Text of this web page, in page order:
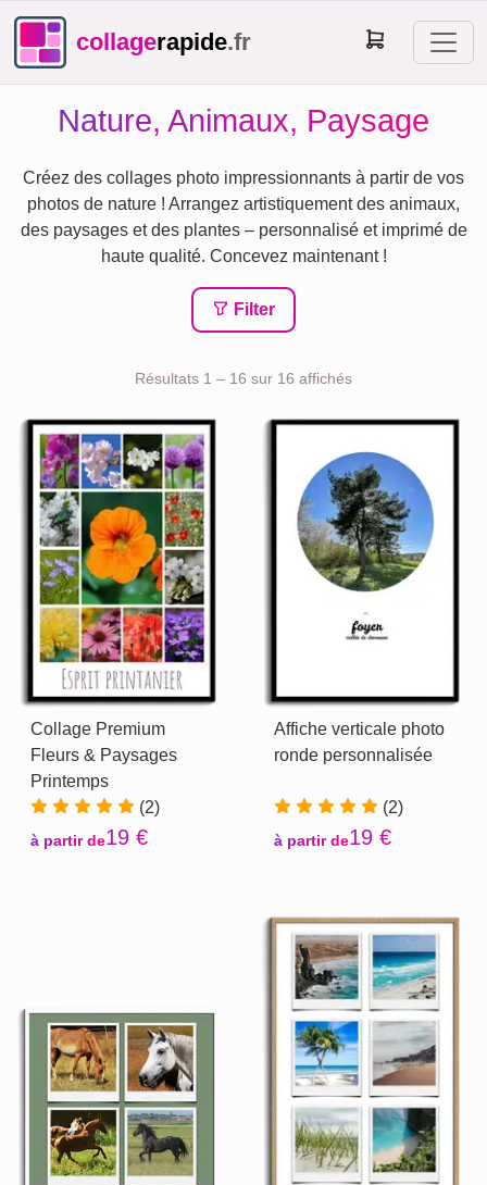
collagerapide.fr
Nature, Animaux, Paysage
Créez des collages photo impressionnants à partir de vos
photos de nature ! Arrangez artistiquement des animaux,
des paysages et des plantes – personnalisé et imprimé de
haute qualité. Concevez maintenant !
Filter
Résultats 1 – 16 sur 16 affichés
Collage Premium
Fleurs & Paysages
Printemps
(2)
à partir de19 €
Affiche verticale photo
ronde personnalisée
(2)
à partir de19 €